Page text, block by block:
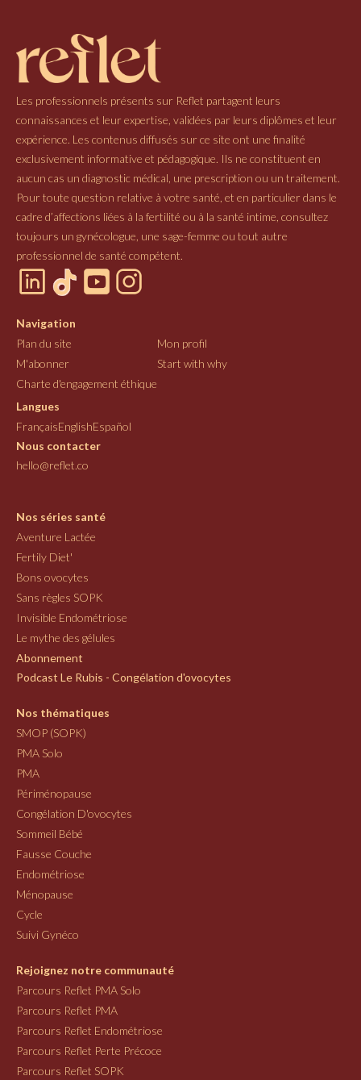
Les professionnels présents sur Reflet partagent leurs
connaissances et leur expertise, validées par leurs diplômes et leur
expérience. Les contenus diffusés sur ce site ont une finalité
exclusivement informative et pédagogique. Ils ne constituent en
aucun cas un diagnostic médical, une prescription ou un traitement.
Pour toute question relative à votre santé, et en particulier dans le
cadre d’affections liées à la fertilité ou à la santé intime, consultez
toujours un gynécologue, une sage-femme ou tout autre
professionnel de santé compétent.
Navigation
Plan du site
Mon profil
M'abonner
Start with why
Charte d'engagement éthique
Langues
FrançaisEnglishEspañol
Nous contacter
hello@reflet.co
Nos séries santé
Aventure Lactée
Fertily Diet'
Bons ovocytes
Sans règles SOPK
Invisible Endométriose
Le mythe des gélules
Abonnement
Podcast Le Rubis - Congélation d'ovocytes
Nos thématiques
SMOP (SOPK)
PMA Solo
PMA
Périménopause
Congélation D'ovocytes
Sommeil Bébé
Fausse Couche
Endométriose
Ménopause
Cycle
Suivi Gynéco
Rejoignez notre communauté
Parcours Reflet PMA Solo
Parcours Reflet PMA
Parcours Reflet Endométriose
Parcours Reflet Perte Précoce
Parcours Reflet SOPK